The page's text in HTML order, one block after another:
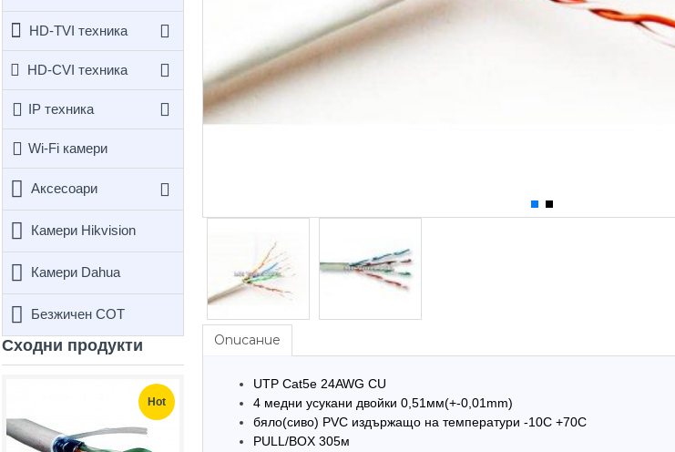
HD-TVI техника
HD-CVI техника
IP техника
Wi-Fi камери
Аксесоари
Камери Hikvision
Камери Dahua
Безжичен СОТ
Сходни продукти
Hot Hot
Описание
UTP Cat5e 24AWG CU
4 медни усукани двойки 0,51мм(+-0,01mm)
бяло(сиво) PVC издържащо на температури -10C +70C
PULL/BOX 305м